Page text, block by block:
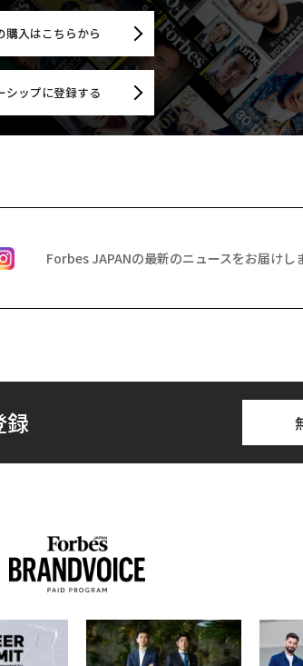
購入はこちらから
シップに登録する
Forbes JAPANの最新のニュースをお届けし
録